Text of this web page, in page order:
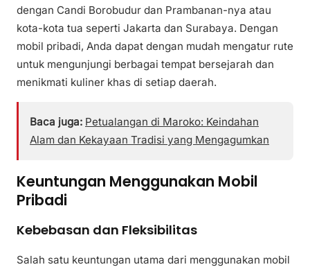
dengan Candi Borobudur dan Prambanan-nya atau
kota-kota tua seperti Jakarta dan Surabaya. Dengan
mobil pribadi, Anda dapat dengan mudah mengatur rute
untuk mengunjungi berbagai tempat bersejarah dan
menikmati kuliner khas di setiap daerah.
Baca juga: Petualangan di Maroko: Keindahan
Alam dan Kekayaan Tradisi yang Mengagumkan
Keuntungan Menggunakan Mobil
Pribadi
Kebebasan dan Fleksibilitas
Salah satu keuntungan utama dari menggunakan mobil